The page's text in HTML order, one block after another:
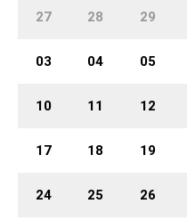
27 28 29
03 04 05
10 11 12
17 18 19
24 25 26